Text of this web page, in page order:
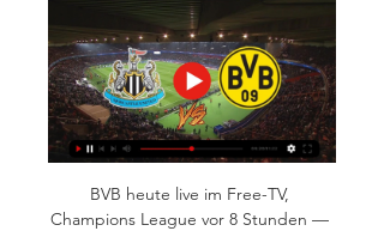
BVB heute live im Free-TV,
Champions League vor 8 Stunden —